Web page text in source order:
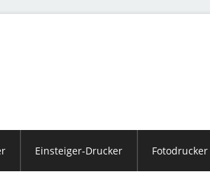
Einsteiger-Drucker Fotodrucker